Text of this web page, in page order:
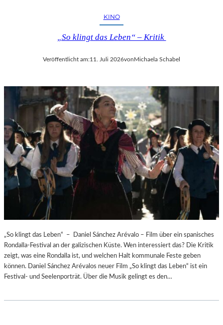
KINO
„So klingt das Leben“ – Kritik
Veröffentlicht am:11. Juli 2026vonMichaela Schabel
„So klingt das Leben“ – Daniel Sánchez Arévalo – Film über ein spanisches
Rondalla-Festival an der galizischen Küste. Wen interessiert das? Die Kritik
zeigt, was eine Rondalla ist, und welchen Halt kommunale Feste geben
können. Daniel Sánchez Arévalos neuer Film „So klingt das Leben“ ist ein
Festival- und Seelenporträt. Über die Musik gelingt es den…